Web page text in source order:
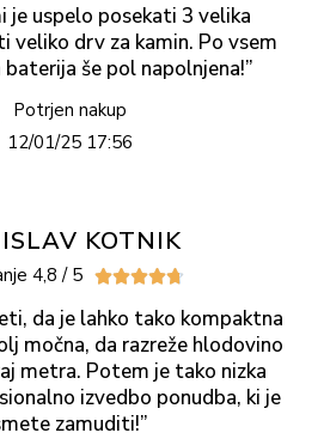
je uspelo posekati 3 velika
veliko drv za kamin. Po vsem
še pol napolnjena!”
Potrjen nakup
12/01/25 17:56
KOTNIK
4,8 / 5 
da je lahko tako kompaktna
močna, da razreže hlodovino
metra. Potem je tako nizka
izvedbo ponudba, ki je
zamuditi!”